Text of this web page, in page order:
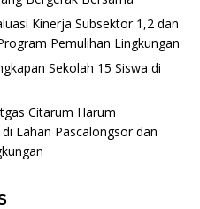
Kinerja Subsektor 1,2 dan
Pemulihan Lingkungan
Sekolah 15 Siswa di
Citarum Harum
Lahan Pascalongsor dan